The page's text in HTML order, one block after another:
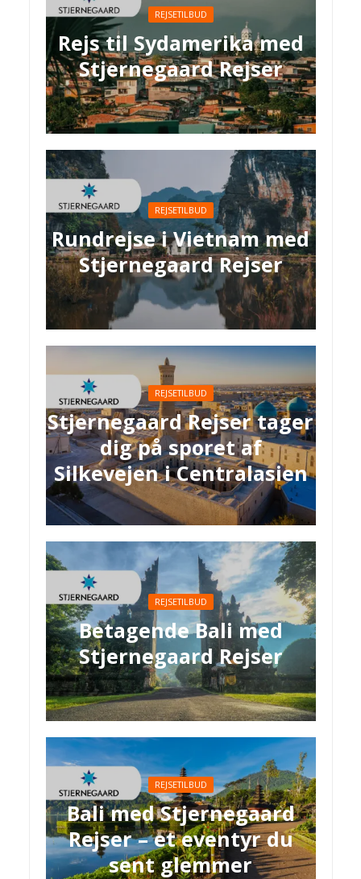
REJSETILBUD
Rejs til Sydamerika med
Stjernegaard Rejser
REJSETILBUD
Rundrejse i Vietnam med
Stjernegaard Rejser
REJSETILBUD
Stjernegaard Rejser tager
dig på sporet af
Silkevejen i Centralasien
REJSETILBUD
Betagende Bali med
Stjernegaard Rejser
REJSETILBUD
Bali med Stjernegaard
Rejser – et eventyr du
sent glemmer